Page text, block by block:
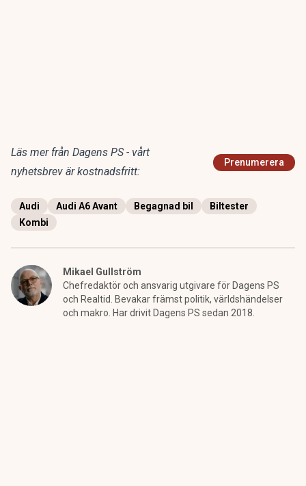
Läs mer från Dagens PS - vårt
nyhetsbrev är kostnadsfritt:
Prenumerera
Audi Audi A6 Avant Begagnad bil
Biltester
Kombi
Mikael Gullström
Chefredaktör och ansvarig utgivare för Dagens PS
och Realtid. Bevakar främst politik, världshändelser
och makro. Har drivit Dagens PS sedan 2018.